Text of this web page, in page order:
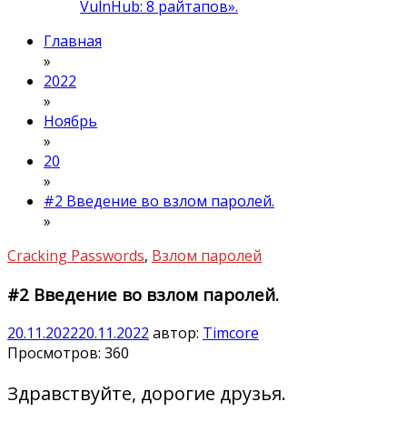
VulnHub: 8 райтапов».
Главная
»
2022
»
Ноябрь
»
20
»
#2 Введение во взлом паролей.
»
Cracking Passwords, Взлом паролей
#2 Введение во взлом паролей.
20.11.202220.11.2022 автор: Timcore
Просмотров: 360
Здравствуйте, дорогие друзья.